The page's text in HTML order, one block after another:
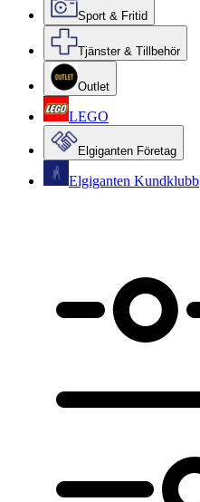
Sport & Fritid
Tjänster & Tillbehör
Outlet
LEGO
Elgiganten Företag
Elgiganten Kundklubb